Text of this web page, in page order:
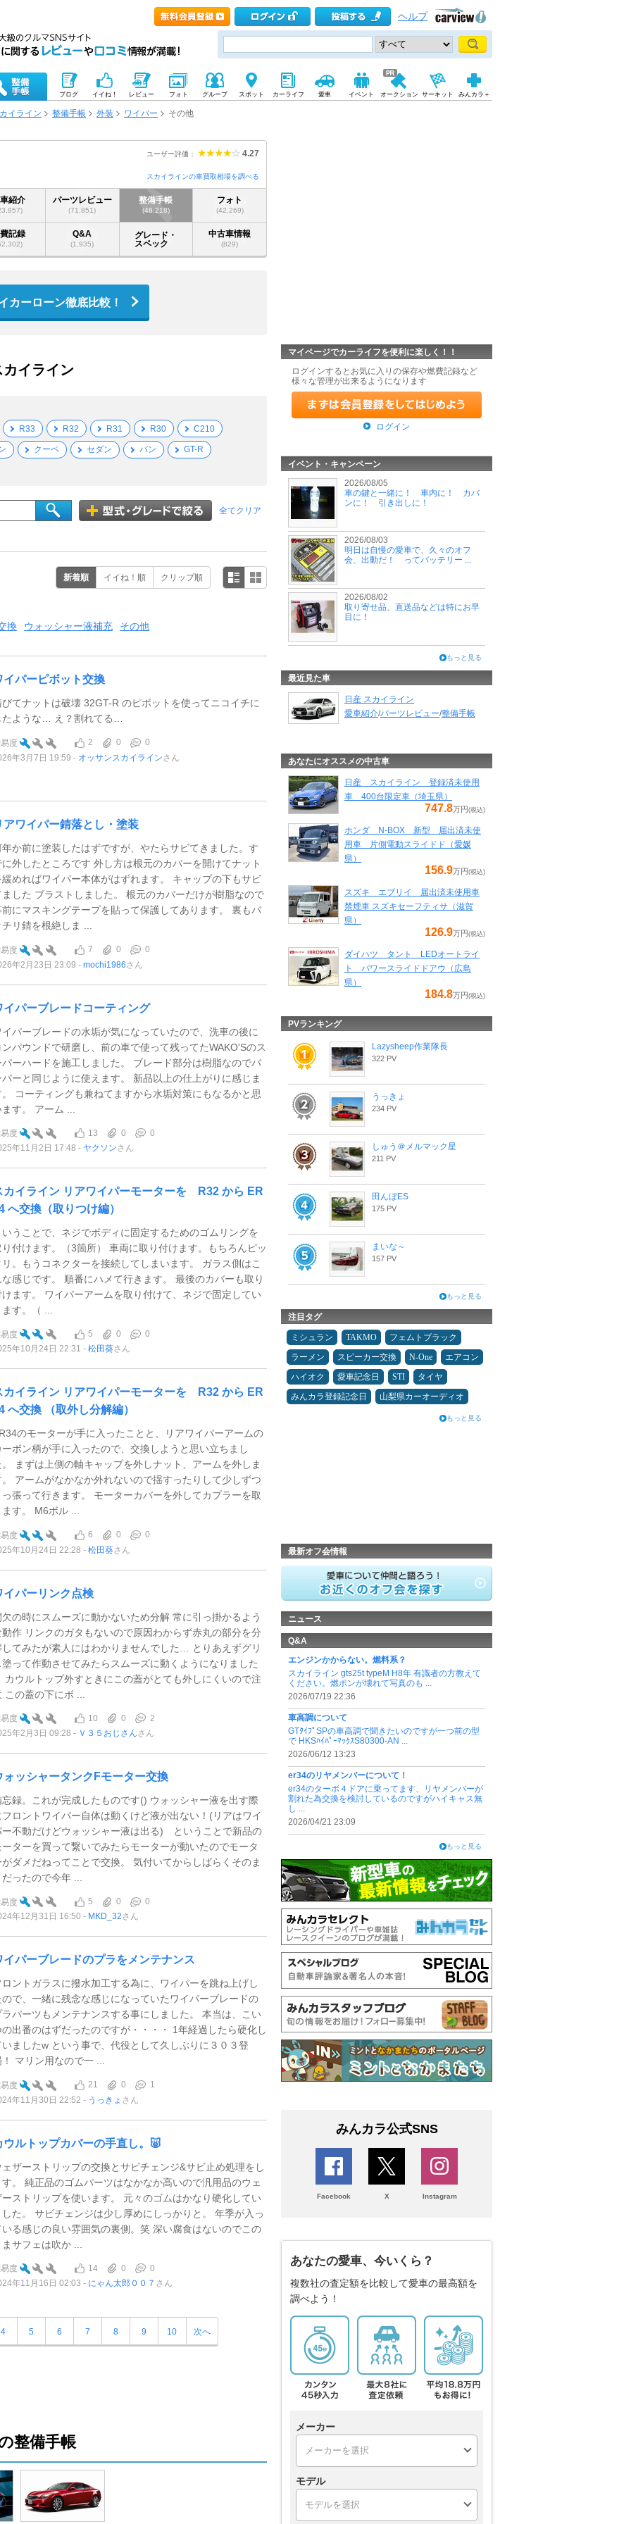
ヘルプ
ブログ イイね！ レビュー フォト グループ スポット カーライフ 愛車 イベント オークション サーキット みんカラ＋
イライン 整備手帳 外装 ワイパー その他
ユーザー評価： 4.27
スカイラインの車買取相場を調べる
紹介 パーツレビュー
(71,851)
整備手帳
(48,218)
フォト
(42,269)
記録 Q&A
(1,935)
グレード・
スペック
中古車情報
(829)
カーローン徹底比較！
イライン
R33 R32 R31 R30 C210
クーペ セダン バン GT-R
全てクリア
新着順 イイね！順 クリップ順
換 ウォッシャー液補充 その他
イパーピボット交換
びてナットは破壊 32GT-R のピボットを使ってニコイチに
たような… え？割れてる…
度 2 0
0
年3月7日 19:59
オッサンスカイラインさん
アワイパー錆落とし・塗装
年か前に塗装したはずですが、やたらサビてきました。す
に外したところです 外し方は根元のカバーを開けてナット
緩めればワイパー本体がはずれます。 キャップの下もサビ
ました ブラストしました。 根元のカバーだけが樹脂なので
前にマスキングテープを貼って保護してあります。 裏もバ
チリ錆を根絶しま ...
度 7 0
0
年2月23日 23:09
mochi1986さん
イパーブレードコーティング
イパーブレードの水垢が気になっていたので、洗車の後に
ンパウンドで研磨し、前の車で使って残ってたWAKO'Sのス
パーハードを施工しました。 ブレード部分は樹脂なのでバ
パーと同じように使えます。 新品以上の仕上がりに感じま
。 コーティングも兼ねてますから水垢対策にもなるかと思
す。 アーム ...
度 13 0
0
年11月2日 17:48
ヤクソンさん
カイライン リアワイパーモーターを R32 から ER
へ交換（取りつけ編）
いうことで、ネジでボディに固定するためのゴムリングを
り付けます。（3箇所） 車両に取り付けます。もちろんピッ
リ。もうコネクターを接続してしまいます。 ガラス側はこ
な感じです。 順番にハメて行きます。 最後のカバーも取り
けます。 ワイパーアームを取り付けて、ネジで固定してい
す。（ ...
度 5 0
0
年10月24日 22:31
松田葵さん
カイライン リアワイパーモーターを R32 から ER
へ交換 （取外し分解編）
のモーターが手に入ったことと、リアワイパーアームの
ーボン柄が手に入ったので、交換しようと思い立ちまし
。 まずは上側の軸キャップを外しナット、アームを外しま
。 アームがなかなか外れないので揺すったりして少しずつ
っ張って行きます。 モーターカバーを外してカプラーを取
ます。 M6ボル ...
度 6 0
0
年10月24日 22:28
松田葵さん
イパーリンク点検
欠の時にスムーズに動かないため分解 常に引っ掛かるよう
動作 リンクのガタもないので原因わからず赤丸の部分を分
してみたが素人にはわかりませんでした… とりあえずグリ
塗って作動させてみたらスムーズに動くようになりました
カウルトップ外すときにこの蓋がとても外しにくいので注
この蓋の下にボ ...
度 10 0
2
年2月3日 09:28
Ｖ３５おじさんさん
ォッシャータンクFモーター交換
忘録。これが完成したものです() ウォッシャー液を出す際
フロントワイパー自体は動くけど液が出ない！(リアはワイ
ー不動だけどウォッシャー液は出る) ということで新品の
ーターを買って繋いでみたらモーターが動いたのでモータ
がダメだねってことで交換。 気付いてからしばらくそのま
ったので今年 ...
度 5 0
0
年12月31日 16:50
MKD_32さん
イパーブレードのプラをメンテナンス
ロントガラスに撥水加工する為に、ワイパーを跳ね上げし
ので、一緒に残念な感じになっていたワイパーブレードの
ラパーツもメンテナンスする事にしました。 本当は、こい
の出番のはずだったのですが・・・・ 1年経過したら硬化し
いましたw という事で、代役として久しぶりに３０３登
！ マリン用なので一 ...
度 21 0
1
年11月30日 22:52
うっきょ さん
ウルトップカバーの手直し。🐷
ェザーストリップの交換とサビチェンジ&サビ止め処理をし
す。 純正品のゴムパーツはなかなか高いので汎用品のウェ
ーストリップを使います。 元々のゴムはかなり硬化してい
した。 サビチェンジは少し厚めにしっかりと。 年季が入っ
いる感じの良い雰囲気の裏側。笑 深い腐食はないのでこの
サフェは吹か ...
度 14 0
0
年11月16日 02:03
にゃん太郎００７ さん
4 5 6 7 8 9 10 次へ
整備手帳
マイページでカーライフを便利に楽しく！！
ログインするとお気に入りの保存や燃費記録など
様々な管理が出来るようになります
ログイン
イベント・キャンペーン
2026/08/05
車の鍵と一緒に！ 車内に！ カバ
ンに！ 引き出しに！
2026/08/03
明日は自慢の愛車で、久々のオフ
会、出動だ！ ってバッテリー ...
2026/08/02
取り寄せ品、直送品などは特にお早
目に！
もっと見る
最近見た車
日産 スカイライン
愛車紹介/パーツレビュー/整備手帳
あなたにオススメの中古車
日産 スカイライン 登録済未使用
車 400台限定車（埼玉県）
747.8万円 (税込)
ホンダ N-BOX 新型 届出済未使
用車 片側電動スライドド（愛媛
県）
156.9万円 (税込)
スズキ エブリイ 届出済未使用車
禁煙車 スズキセーフティサ（滋賀
県）
126.9万円 (税込)
ダイハツ タント LEDオートライ
ト パワースライドドアウ（広島
県）
184.8万円 (税込)
PVランキング
Lazysheep作業隊長
322 PV
うっきょ
234 PV
しゅう＠メルマック星
211 PV
田んぼES
175 PV
まいな～
157 PV
もっと見る
注目タグ
ミシュラン TAKMO
フェムトブラック
ラーメン
スピーカー交換 N-One
エアコン
ハイオク
愛車記念日 STI
タイヤ
みんカラ登録記念日
山梨県カーオーディオ
もっと見る
最新オフ会情報
ニュース
Q&A
エンジンかからない。燃料系？
スカイライン gts25t typeM H8年 有識者の方教えて
ください。燃ポンが壊れて写真のも ...
2026/07/19 22:36
車高調について
GTﾀｲﾌﾟSPの車高調で聞きたいのですが一つ前の型
で HKSﾊｲﾊﾟｰﾏｯｸｽS80300-AN ...
2026/06/12 13:23
er34のリヤメンバーについて！
er34のターボ４ドアに乗ってます、リヤメンバーが
割れた為交換を検討しているのですがハイキャス無
し ...
2026/04/21 23:09
もっと見る
みんカラ公式SNS
Facebook X Instagram
あなたの愛車、今いくら？
複数社の査定額を比較して愛車の最高額を
調べよう！
メーカー
モデル